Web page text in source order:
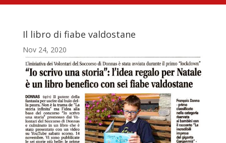
Il libro di fiabe valdostane
Nov 24, 2020